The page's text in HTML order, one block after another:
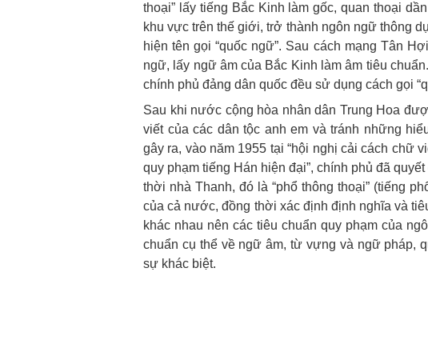
thoại” lấy tiếng Bắc Kinh làm gốc, quan thoại
khu vực trên thế giới, trở thành ngôn ngữ thông
hiện tên gọi “quốc ngữ”. Sau cách mạng Tân
ngữ, lấy ngữ âm của Bắc Kinh làm âm tiêu
chính phủ đảng dân quốc đều sử dụng cách gọi
Sau khi nước cộng hòa nhân dân Trung Hoa
viết của các dân tộc anh em và tránh những
gây ra, vào năm 1955 tại “hội nghị cải cách chữ
quy phạm tiếng Hán hiện đại”, chính phủ đã
thời nhà Thanh, đó là “phổ thông thoại” (tiếng
của cả nước, đồng thời xác định định nghĩa và
khác nhau nên các tiêu chuẩn quy phạm của
chuẩn cụ thể về ngữ âm, từ vựng và ngữ pháp,
sự khác biệt.